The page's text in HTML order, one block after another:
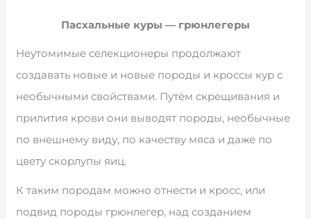
Пасхальные куры — грюнлегеры
Неутомимые селекционеры продолжают
создавать новые и новые породы и кроссы кур с
необычными свойствами. Путём скрещивания и
прилития крови они выводят породы, необычные
по внешнему виду, по качеству мяса и даже по
цвету скорлупы яиц.
К таким породам можно отнести и кросс, или
подвид породы грюнлегер, над созданием